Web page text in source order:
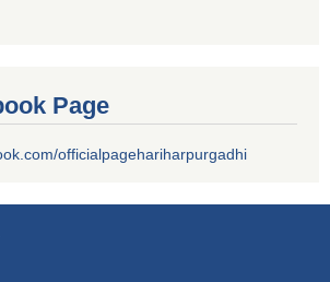
Page
officialpagehariharpurgadhi